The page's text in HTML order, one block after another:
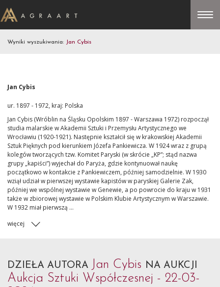
Wyniki wyszukiwania: Jan Cybis
Jan Cybis
ur. 1897 - 1972, kraj: Polska
Jan Cybis (Wróblin na Śląsku Opolskim 1897 - Warszawa 1972) rozpoczął
studia malarskie w Akademii Sztuki i Przemysłu Artystycznego we
Wrocławiu (1920-1921). Następnie kształcił się w krakowskiej Akademii
Sztuk Pięknych pod kierunkiem Józefa Pankiewicza. W 1924 wraz z grupą
kolegów tworzących tzw. Komitet Paryski (w skrócie „KP”; stąd nazwa
grupy „kapiści”) wyjechał do Paryża, gdzie kontynuował naukę
początkowo w kontakcie z Pankiewiczem, później samodzielnie. W 1930
wziął udział w pierwszej wystawie kapistów w paryskiej Galerie Zak,
później we wspólnej wystawie w Genewie, a po powrocie do kraju w 1931
także w zbiorowej wystawie w Polskim Klubie Artystycznym w Warszawie.
W 1932 miał pierwszą ...
więcej
DZIEŁA AUTORA Jan Cybis NA AUKCJI
Aukcja Sztuki Współczesnej - 22-03-